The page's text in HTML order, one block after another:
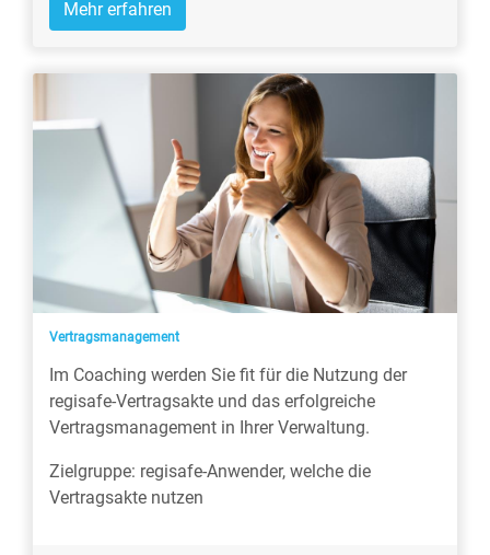
Mehr erfahren
Vertragsmanagement
Im Coaching werden Sie fit für die Nutzung der
regisafe-Vertragsakte und das erfolgreiche
Vertragsmanagement in Ihrer Verwaltung.
Zielgruppe: regisafe-Anwender, welche die
Vertragsakte nutzen